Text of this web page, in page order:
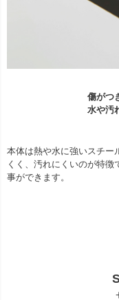
傷がつ
水や汚
本体は熱や水に強いスチー
くく、汚れにくいのが特
事ができます。